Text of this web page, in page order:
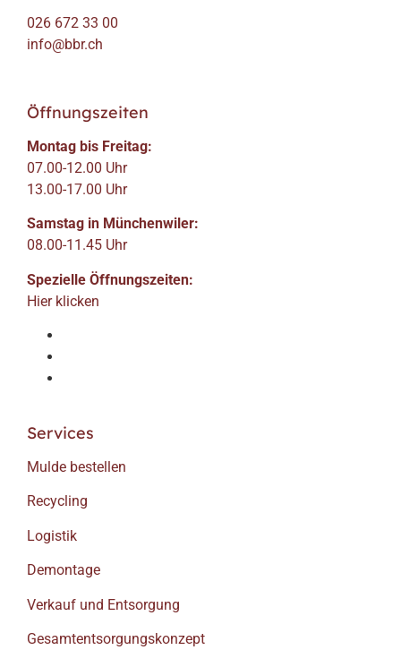
026 672 33 00
info@bbr.ch
Öffnungszeiten
Montag bis Freitag:
07.00-12.00 Uhr
13.00-17.00 Uhr
Samstag in Münchenwiler:
08.00-11.45 Uhr
Spezielle Öffnungszeiten:
Hier klicken
Services
Mulde bestellen
Recycling
Logistik
Demontage
Verkauf und Entsorgung
Gesamtentsorgungskonzept